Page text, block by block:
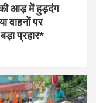
आड़ में हुड़दंग
वाहनों पर
प्रहार*